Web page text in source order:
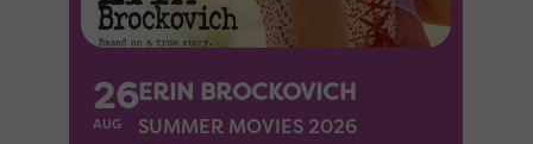
26
AUG
ERIN BROCKOVICH
SUMMER MOVIES 2026